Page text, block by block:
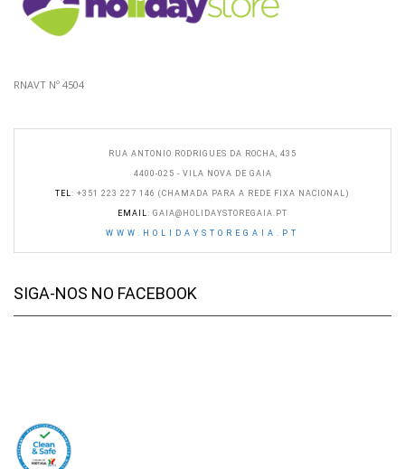
RNAVT Nº 4504
RUA ANTONIO RODRIGUES DA ROCHA, 435
4400-025 - VILA NOVA DE GAIA
TEL: +351 223 227 146 (CHAMADA PARA A REDE FIXA NACIONAL)
EMAIL: GAIA@HOLIDAYSTOREGAIA.PT
WWW.HOLIDAYSTOREGAIA.PT
SIGA-NOS NO FACEBOOK